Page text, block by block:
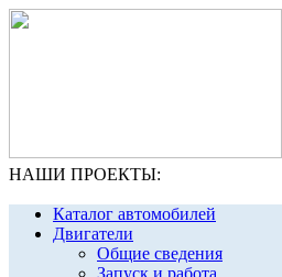
НАШИ ПРОЕКТЫ:
Каталог автомобилей
Двигатели
Общие сведения
Запуск и работа